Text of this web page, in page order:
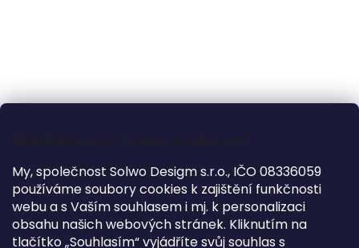
Nastavení ochrany soukromí
My, společnost Solwo Desigm s.r.o., IČO 08336059
používáme soubory cookies k zajištění funkčnosti
webu a s Vaším souhlasem i mj. k personalizaci
obsahu našich webových stránek. Kliknutím na
tlačítko „Souhlasím“ vyjádříte svůj souhlas s
Polštář - Les Flexa Classic
SKLADEM(3 KS)